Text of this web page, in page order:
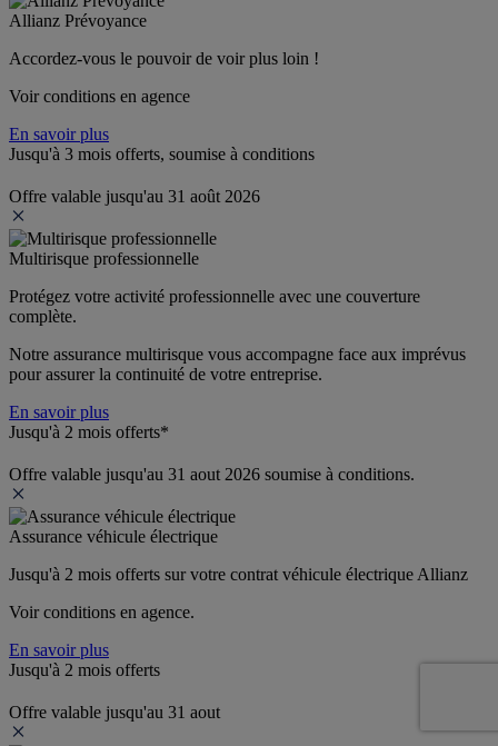
Allianz Prévoyance
Accordez-vous le pouvoir de voir plus loin !
Voir conditions en agence
En savoir plus
Jusqu'à 3 mois offerts, soumise à conditions
Offre valable jusqu'au 31 août 2026
Multirisque professionnelle
Protégez votre activité professionnelle avec une couverture
complète.
Notre assurance multirisque vous accompagne face aux imprévus
pour assurer la continuité de votre entreprise.
En savoir plus
Jusqu'à 2 mois offerts*
Offre valable jusqu'au 31 aout 2026 soumise à conditions.
Assurance véhicule électrique
Jusqu'à 2 mois offerts sur votre contrat véhicule électrique Allianz
Voir conditions en agence.
En savoir plus
Jusqu'à 2 mois offerts
Offre valable jusqu'au 31 aout